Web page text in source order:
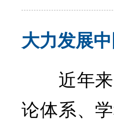
大力发展
近年来
论体系、